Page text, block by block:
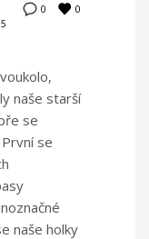
0 0
naše starší
se
se
naše holky